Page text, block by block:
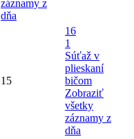
záznamy z
dňa
15
16
1
Súťaž v
plieskaní
bičom
Zobraziť
všetky
záznamy z
dňa